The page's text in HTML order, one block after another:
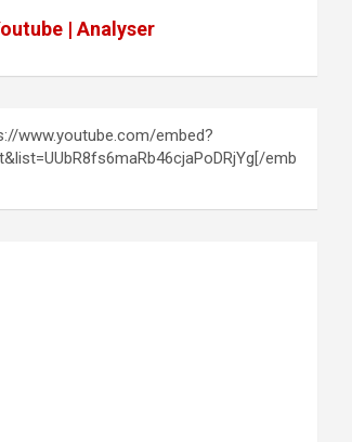
| Analyser
www.youtube.com/embed?
emb